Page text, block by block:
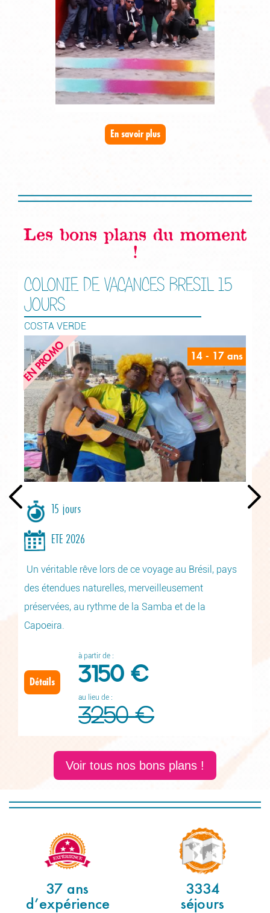
En savoir plus
Les bons plans du moment
!
COLONIE DE VACANCES BRESIL 15
JOURS
COSTA VERDE
EN PROMO 14 - 17 ans
15 jours
ETE 2026
Un véritable rêve lors de ce voyage au Brésil, pays
des étendues naturelles, merveilleusement
préservées, au rythme de la Samba et de la
Capoeira.
Détails
à partir de :
3150 €
au lieu de :
3250 €
Voir tous nos bons plans !
37 ans
d’expérience
3334
séjours